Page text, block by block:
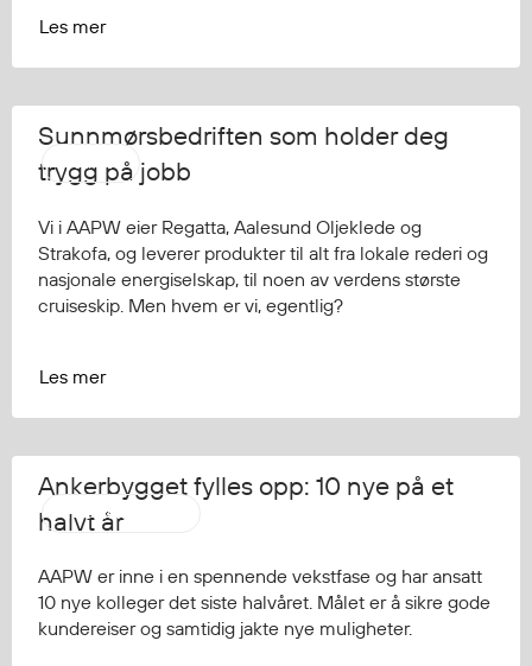
Flytevester
Oppblåsbare vester
Hybridvester
Flytebukser
Flytedrakter
Tilbehør og reservedeler
Flammehemmende
Multinorm
Stretch
Isolerende
Les mer
Sunnmørsbedriften som holder deg
trygg på jobb
Vi i AAPW eier Regatta, Aalesund Oljeklede og
Strakofa, og leverer produkter til alt fra lokale rederi og
nasjonale energiselskap, til noen av verdens største
cruiseskip. Men hvem er vi, egentlig?
Les mer
AAPW
Ankerbygget fylles opp: 10 nye på et
halvt år
AAPW er inne i en spennende vekstfase og har ansatt
10 nye kolleger det siste halvåret. Målet er å sikre gode
kundereiser og samtidig jakte nye muligheter.
Pressemelding